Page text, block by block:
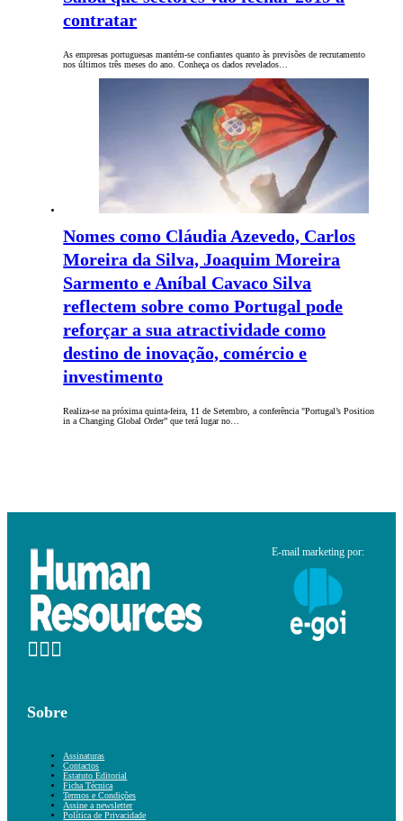
contratar
As empresas portuguesas mantém-se confiantes quanto às previsões de recrutamento
nos últimos três meses do ano. Conheça os dados revelados…
Nomes como Cláudia Azevedo, Carlos
Moreira da Silva, Joaquim Moreira
Sarmento e Aníbal Cavaco Silva
reflectem sobre como Portugal pode
reforçar a sua atractividade como
destino de inovação, comércio e
investimento
Realiza-se na próxima quinta-feira, 11 de Setembro, a conferência "Portugal’s Position
in a Changing Global Order” que terá lugar no…
E-mail marketing por:
Sobre
Assinaturas
Contactos
Estatuto Editorial
Ficha Técnica
Termos e Condições
Assine a newsletter
Política de Privacidade